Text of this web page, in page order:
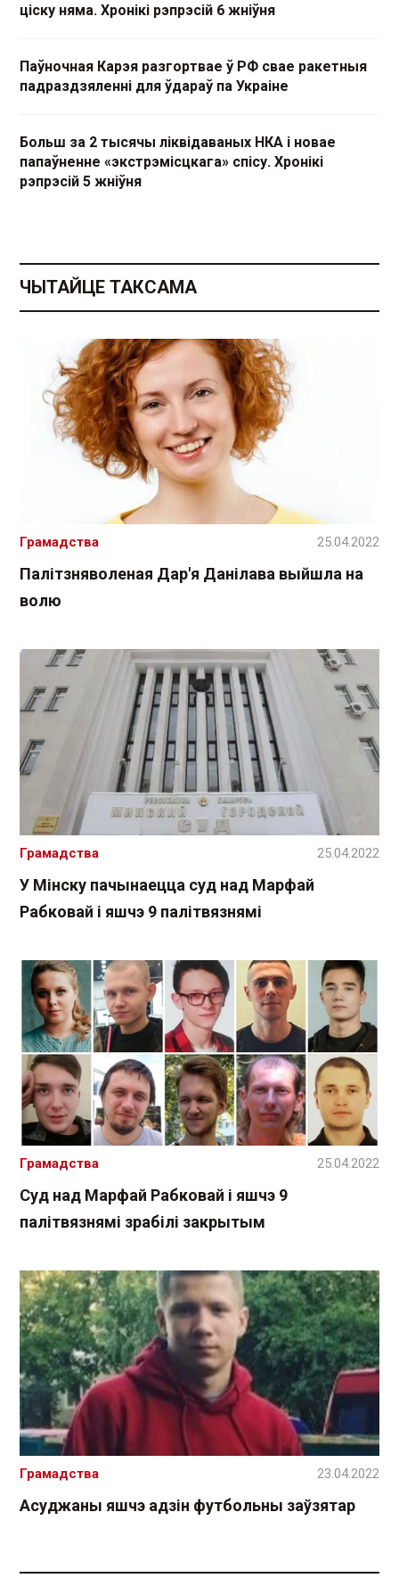
ціску няма. Хронікі рэпрэсій 6 жніўня
Паўночная Карэя разгортвае ў РФ свае ракетныя
падраздзяленні для ўдараў па Украіне
Больш за 2 тысячы ліквідаваных НКА і новае
папаўненне «экстрэмісцкага» спісу. Хронікі
рэпрэсій 5 жніўня
ЧЫТАЙЦЕ ТАКСАМА
Палітзняволеная Дар'я Данілава выйшла на
волю
Грамадства 25.04.2022
У Мінску пачынаецца суд над Марфай
Рабковай і яшчэ 9 палітвязнямі
Грамадства 25.04.2022
Суд над Марфай Рабковай і яшчэ 9
палітвязнямі зрабілі закрытым
Грамадства 25.04.2022
Асуджаны яшчэ адзін футбольны заўзятар
Грамадства 23.04.2022